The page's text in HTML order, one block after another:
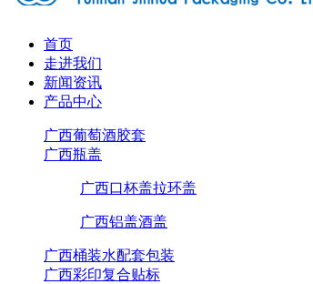
首页
走进我们
新闻资讯
产品中心
广西葡萄酒胶套
广西瓶盖
广西口杯盖拉环盖
广西铝盖酒盖
广西桶装水配套包装
广西彩印复合贴标